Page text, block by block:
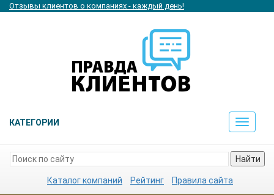
Отзывы клиентов о компаниях - каждый день!
КАТЕГОРИИ
Toggle
Найти
Каталог компаний Рейтинг Правила сайта